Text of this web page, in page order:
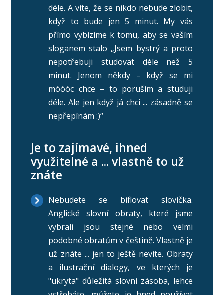
déle. A víte, že se nikdo nebude zlobit,
když to bude jen 5 minut. My vás
přímo vybízíme k tomu, aby se vaším
sloganem stalo „Jsem bystrý a proto
nepotřebuji studovat déle než 5
minut. Jenom někdy – když se mi
móóóc chce – to poruším a studuji
déle. Ale jen když já chci ... zásadně se
nepřepínám :)“
Je to zajímavé, ihned
využitelné a ... vlastně to už
znáte
Nebudete se biflovat slovíčka.
Anglické slovní obraty, které jsme
vybrali jsou stejné nebo velmi
podobné obratům v češtině. Vlastně je
už znáte ... jen to ještě nevíte. Obraty
a ilustrační dialogy, ve kterých je
"ukryta" důležitá slovní zásoba, lehce